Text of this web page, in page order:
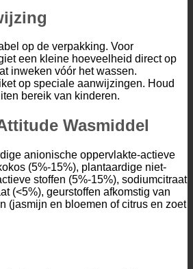
op de verpakking. Voor
een kleine hoeveelheid direct op
inweken vóór het wassen.
op speciale aanwijzingen. Houd
bereik van kinderen.
Wasmiddel
anionische oppervlakte-actieve
(5%-15%), plantaardige niet-
stoffen (5%-15%), sodiumcitraat
(<5%), geurstoffen afkomstig van
(jasmijn en bloemen of citrus en zoet